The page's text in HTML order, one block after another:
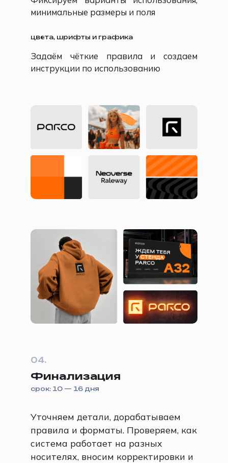
минимальные размеры и поля
цвета, шрифты и графика
Задаём чёткие правила и создаем
инструкции по использованию
04.
Финализация
срок: 10 — 16 дня
Уточняем детали, дорабатываем
правила и форматы. Проверяем, как
система работает на разных
носителях, вносим корректировки и